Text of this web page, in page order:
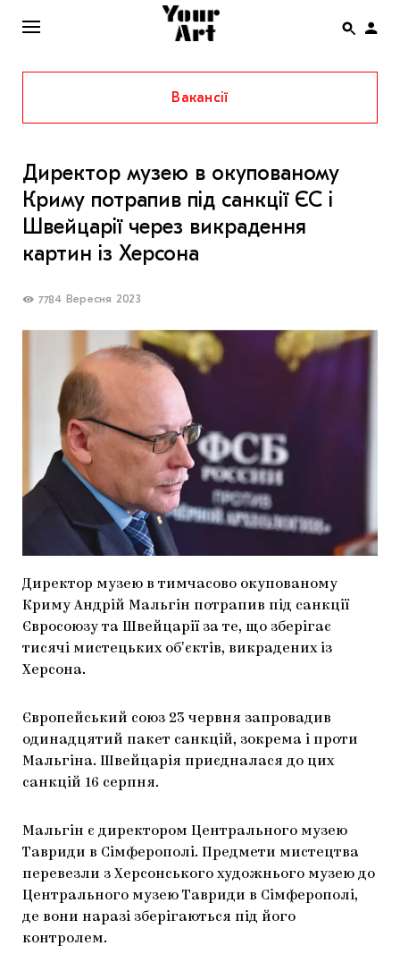
ENG
НОВИНИ
АФІША
ІНТЕРВ’Ю
THE UKRAINIAN PAVILION AT VENICE BIENNALE
2022
МАРІУПОЛЬСЬКІ МАРГІНАЛІЇ
ДОСЛІДНИЦЬКА ПЛАТФОРМА
ЗАПАЛЕННЯ
CARPATHIAN CULT ПРО РІЗДВЯНІ СВЯТА
Вакансії
Директор музею в окупованому
Криму потрапив під санкції ЄС і
Швейцарії через викрадення
картин із Херсона
7784 Вересня 2023
Директор музею в тимчасово окупованому
Криму Андрій Мальгін потрапив під санкції
Євросоюзу та Швейцарії за те, що зберігає
тисячі мистецьких обʼєктів, викрадених із
Херсона.
Європейський союз 23 червня запровадив
одинадцятий пакет санкцій, зокрема і проти
Мальгіна. Швейцарія приєдналася до цих
санкцій 16 серпня.
Мальгін є директором Центрального музею
Тавриди в Сімферополі. Предмети мистецтва
перевезли з Херсонського художнього музею до
Центрального музею Тавриди в Сімферополі,
де вони наразі зберігаються під його
контролем.